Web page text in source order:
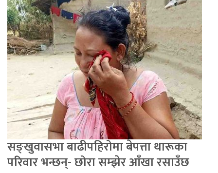
सङ्खुवासभा बाढीपहिरोमा बेपत्ता थारूका
परिवार भन्छन्- छोरा सम्झेर आँखा रसाउँछ